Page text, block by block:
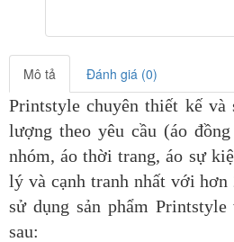
Mô tả Đánh giá (0)
Printstyle chuyên thiết kế và
lượng theo yêu cầu (áo đồng
nhóm, áo thời trang, áo sự
lý và cạnh tranh nhất với hơn
sử dụng sản phẩm Printstyle
sau: